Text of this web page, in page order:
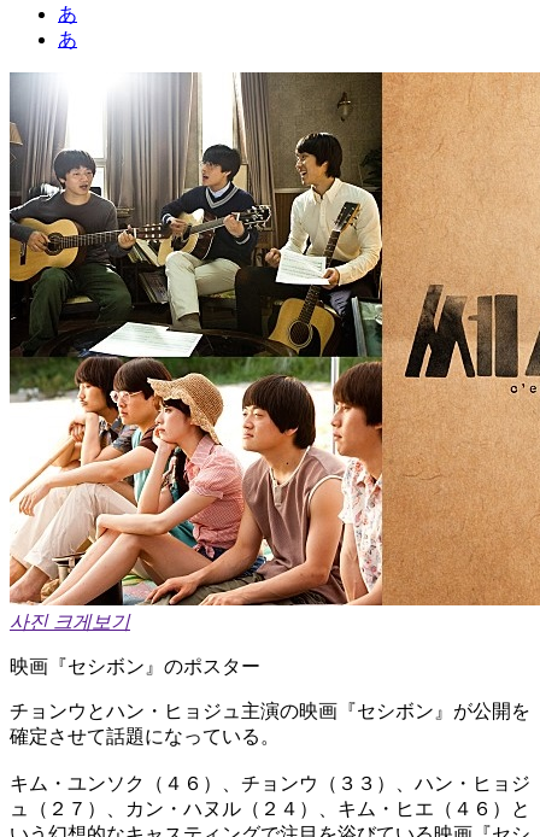
あ
あ
사진 크게보기
映画『セシボン』のポスター
チョンウとハン・ヒョジュ主演の映画『セシボン』が公開を
確定させて話題になっている。
キム・ユンソク（４６）、チョンウ（３３）、ハン・ヒョジ
ュ（２７）、カン・ハヌル（２４）、キム・ヒエ（４６）と